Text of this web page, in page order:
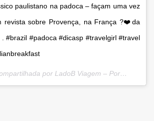
paulistano na padoca – façam uma vez
revista sobre Provença, na França ?❤️da
#brazil #padoca #dicasp #travelgirl #travel
Uma publicação compartilhada por LadoB Viagem – Portal R7 (@ladobviagem) em